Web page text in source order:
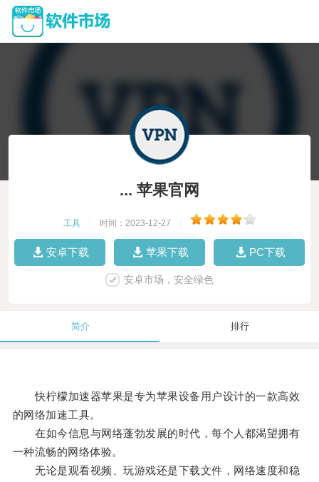
... 苹果官网
工具 时间：2023-12-27
安卓下载 苹果下载 PC下载
安卓市场，安全绿色
简介 排行
快柠檬加速器苹果是专为苹果设备用户设计的一款高效
的网络加速工具。
在如今信息与网络蓬勃发展的时代，每个人都渴望拥有
一种流畅的网络体验。
无论是观看视频、玩游戏还是下载文件，网络速度和稳